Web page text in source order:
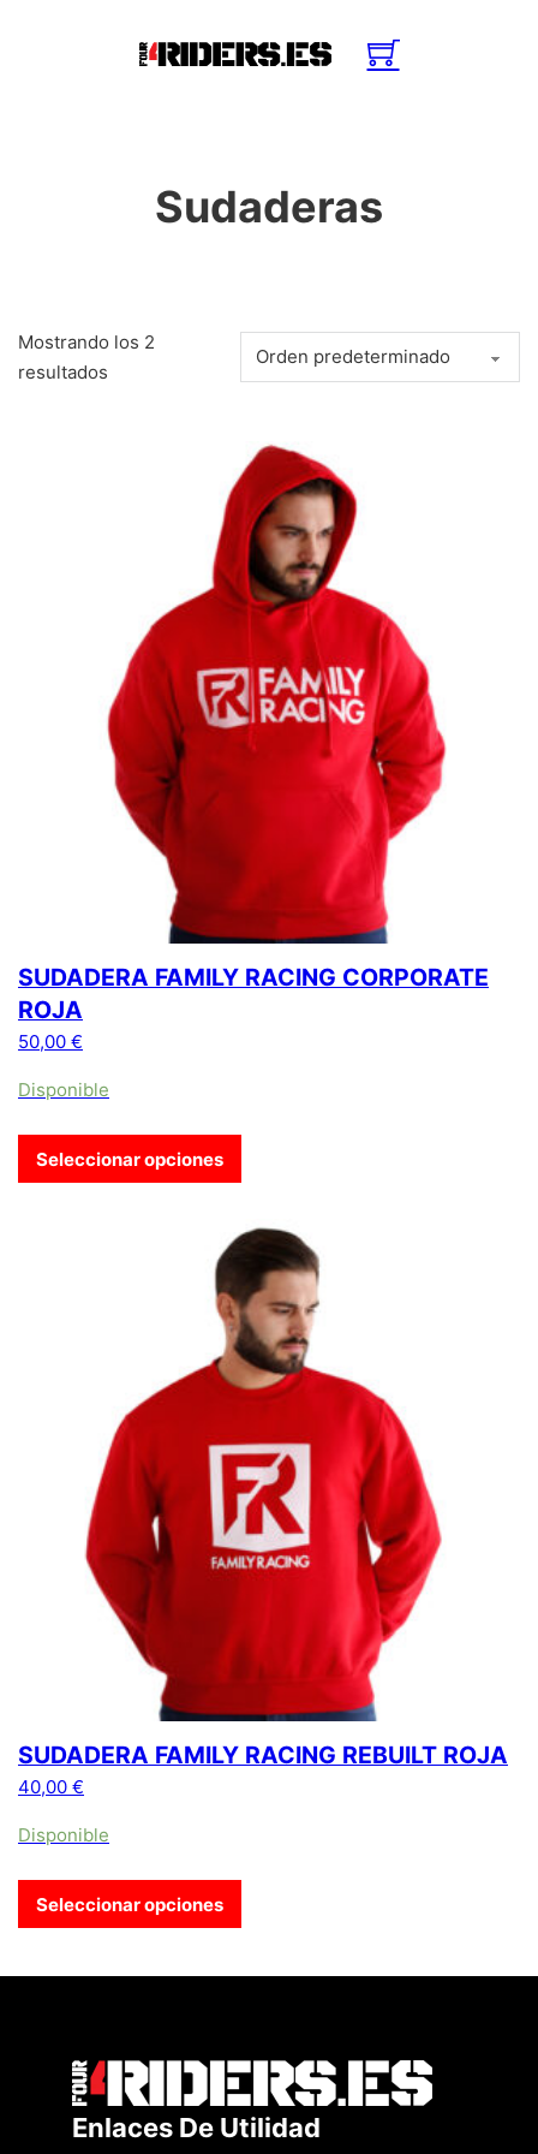
Sudaderas
Mostrando los 2
resultados
SUDADERA FAMILY RACING CORPORATE
ROJA
50,00 €
Disponible
Seleccionar opciones
Este producto tiene múltiples variantes. Las opciones se
SUDADERA FAMILY RACING REBUILT ROJA
40,00 €
Disponible
Seleccionar opciones
Este producto tiene múltiples variantes. Las opciones se
Enlaces De Utilidad